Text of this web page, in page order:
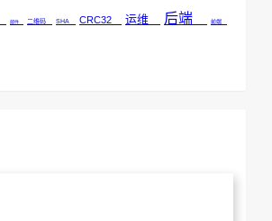
邮件 二维码 SHA CRC32 运维 后端 前端